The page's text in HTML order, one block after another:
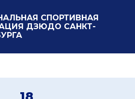
СПОРТИВНАЯ
ДЗЮДО САНКТ-